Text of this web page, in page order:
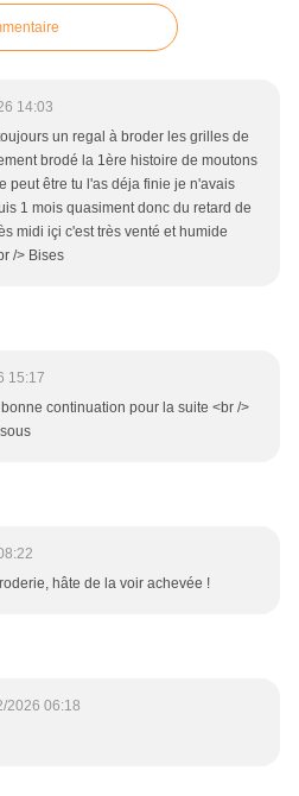
14:03
un regal à broder les grilles de
brodé la 1ère histoire de moutons
peut être tu l'as déja finie je n'avais
1 mois quasiment donc du retard de
midi içi c'est très venté et humide
/> Bises
15:17
continuation pour la suite <br />
hâte de la voir achevée !
2026 06:18